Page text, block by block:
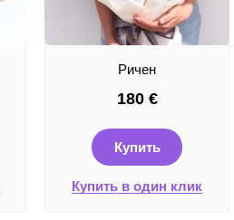
Ричен
180 €
Купить
Купить в один клик